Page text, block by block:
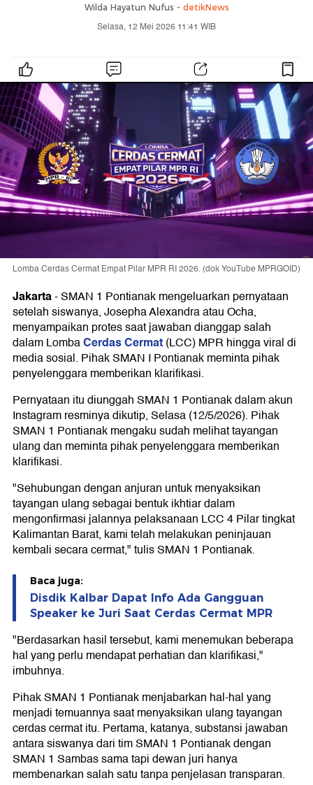
Wilda Hayatun Nufus - detikNews
Selasa, 12 Mei 2026 11:41 WIB
Lomba Cerdas Cermat Empat Pilar MPR RI 2026. (dok YouTube MPRGOID)
Jakarta-SMAN 1 Pontianak mengeluarkan pernyataan
setelah siswanya, Josepha Alexandra atau Ocha,
menyampaikan protes saat jawaban dianggap salah
dalam LombaCerdas Cermat(LCC) MPR hingga viral di
media sosial. Pihak SMAN I Pontianak meminta pihak
penyelenggara memberikan klarifikasi.
Pernyataan itu diunggah SMAN 1 Pontianak dalam akun
Instagram resminya dikutip, Selasa (12/5/2026). Pihak
SMAN 1 Pontianak mengaku sudah melihat tayangan
ulang dan meminta pihak penyelenggara memberikan
klarifikasi.
"Sehubungan dengan anjuran untuk menyaksikan
tayangan ulang sebagai bentuk ikhtiar dalam
mengonfirmasi jalannya pelaksanaan LCC 4 Pilar tingkat
Kalimantan Barat, kami telah melakukan peninjauan
kembali secara cermat," tulis SMAN 1 Pontianak.
Baca juga:
Disdik Kalbar Dapat Info Ada Gangguan
Speaker ke Juri Saat Cerdas Cermat MPR
"Berdasarkan hasil tersebut, kami menemukan beberapa
hal yang perlu mendapat perhatian dan klarifikasi,"
imbuhnya.
Pihak SMAN 1 Pontianak menjabarkan hal-hal yang
menjadi temuannya saat menyaksikan ulang tayangan
cerdas cermat itu. Pertama, katanya, substansi jawaban
antara siswanya dari tim SMAN 1 Pontianak dengan
SMAN 1 Sambas sama tapi dewan juri hanya
membenarkan salah satu tanpa penjelasan transparan.